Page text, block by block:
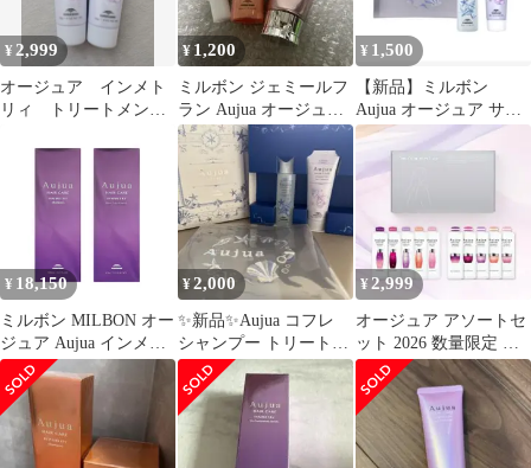
¥ 2,999
オージュア インメト
リィ トリートメン
¥ 1,200
ミルボン ジェミールフ
ラン Aujua オージュア
3点セット ヘアケア 美
髪
¥ 1,500
【新品】ミルボン
Aujua オージュア サマ
ーコフレ 2026 限定コフ
¥ 18,150
ミルボン MILBON オー
ジュア Aujua インメト
リィ INMMETRY シャ
ンプー ・ヘアトリート
メントセットセット
500ml & 500g
¥2,000
✨新品✨Aujua コフレ
シャンプー トリートメ
ント ポーチセット
¥2,999
オージュア アソートセ
ット 2026 数量限定 ミ
ラジェリィ インメトリ
ィ他